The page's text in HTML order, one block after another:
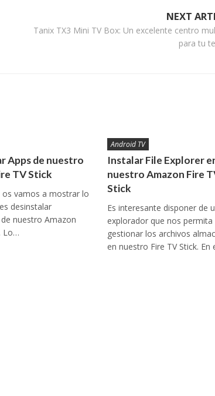
NEXT
Tanix TX3 Mini TV Box: Un excelente centro
para tu
Apps de nuestro
TV Stick
os vamos a mostrar lo
desinstalar
nuestro Amazon
Lo…
Android TV
Instalar File Explorer
nuestro Amazon Fire
Stick
Es interesante disponer de
explorador que nos permita
gestionar los archivos
en nuestro Fire TV Stick. En